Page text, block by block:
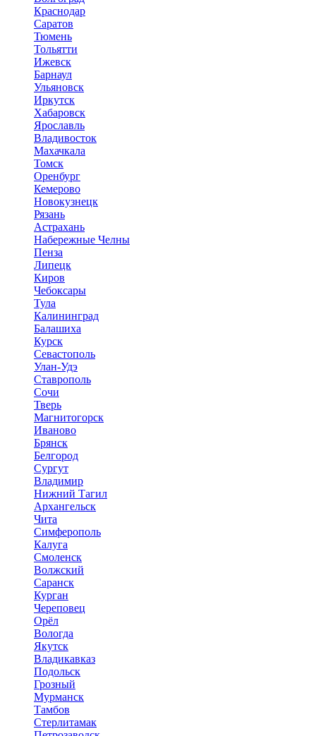
Краснодар
Саратов
Тюмень
Тольятти
Ижевск
Барнаул
Ульяновск
Иркутск
Хабаровск
Ярославль
Владивосток
Махачкала
Томск
Оренбург
Кемерово
Новокузнецк
Рязань
Астрахань
Набережные Челны
Пенза
Липецк
Киров
Чебоксары
Тула
Калининград
Балашиха
Курск
Севастополь
Улан-Удэ
Ставрополь
Сочи
Тверь
Магнитогорск
Иваново
Брянск
Белгород
Сургут
Владимир
Нижний Тагил
Архангельск
Чита
Симферополь
Калуга
Смоленск
Волжский
Саранск
Курган
Череповец
Орёл
Вологда
Якутск
Владикавказ
Подольск
Грозный
Мурманск
Тамбов
Стерлитамак